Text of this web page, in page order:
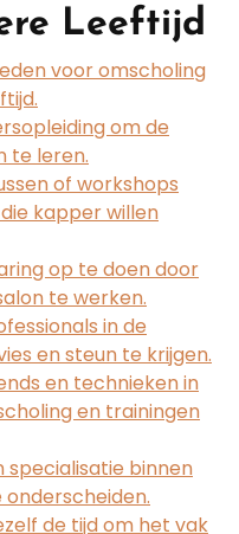
Leeftijd
voor omscholing
om de
te leren.
of workshops
kapper willen
op te doen door
te werken.
in de
en steun te krijgen.
en technieken in
en trainingen
specialisatie binnen
de tijd om het vak